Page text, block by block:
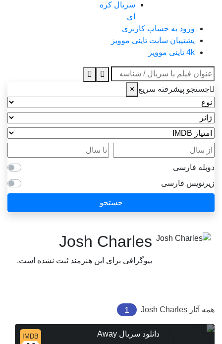
سریال کره
ای
ورود به حساب کاربری
پشتیبان سایت تاینی موویز
4k تاینی موویز
عنوان جستجو
جستجو پیشرفته سریع ×
نوع
ژانر
امتیاز IMDB
از سال
تا سال
دوبله فارسی
زیرنویس فارسی
جستجو
Josh Charles
بیوگرافی برای این هنرمند ثبت نشده است.
همه آثار Josh Charles
1
دانلود سریال Away
IMDB